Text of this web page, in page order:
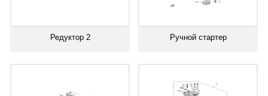
Редуктор 2 Ручной стартер